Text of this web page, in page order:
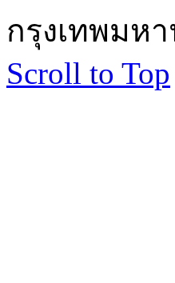
กรุงเทพมห
Scroll to Top